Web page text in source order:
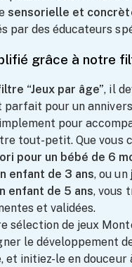
sensorielle et
par des éducateurs
grâce à notre
“Jeux par âge”, il
pour un
pour
tout-petit. Que vous
pour un bébé de 6
enfant de 3 ans, ou un
enfant de 5 ans, vous
et validées.
sélection de jeux
le développement
et initiez-le en douceur